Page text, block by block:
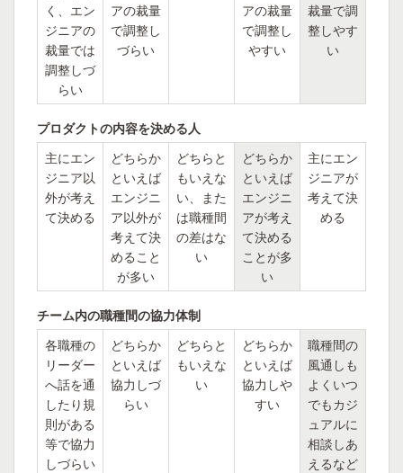
く、エン
ジニアの
裁量では
調整しづ
らい
アの裁量
で調整し
づらい
アの裁量
で調整し
やすい
裁量で調
整しやす
い
プロダクトの内容を決める人
主にエン
ジニア以
外が考え
て決める
どちらか
といえば
エンジニ
ア以外が
考えて決
めること
が多い
どちらと
もいえな
い、また
は職種間
の差はな
い
どちらか
といえば
エンジニ
アが考え
て決める
ことが多
い
主にエン
ジニアが
考えて決
める
チーム内の職種間の協力体制
各職種の
リーダー
へ話を通
したり規
則がある
等で協力
しづらい
どちらか
といえば
協力しづ
らい
どちらと
もいえな
い
どちらか
といえば
協力しや
すい
職種間の
風通しも
よくいつ
でもカジ
ュアルに
相談しあ
えるなど